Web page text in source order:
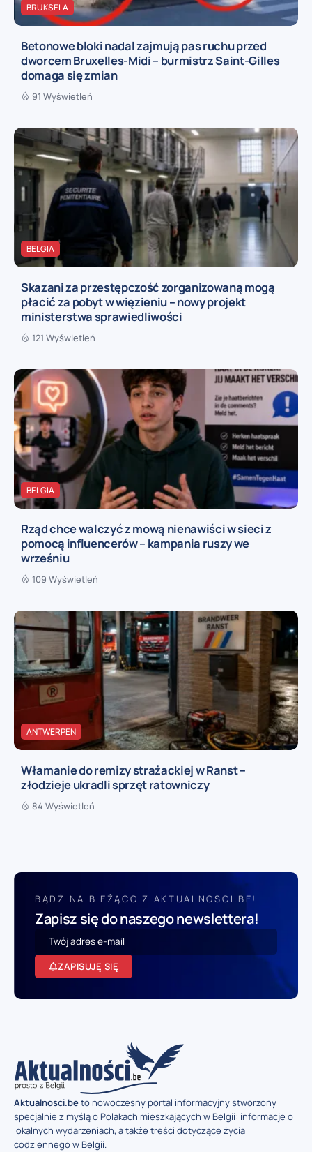
BRUKSELA
Betonowe bloki nadal zajmują pas ruchu przed
dworcem Bruxelles-Midi – burmistrz Saint-Gilles
domaga się zmian
91 Wyświetleń
BELGIA
Skazani za przestępczość zorganizowaną mogą
płacić za pobyt w więzieniu – nowy projekt
ministerstwa sprawiedliwości
121 Wyświetleń
BELGIA
Rząd chce walczyć z mową nienawiści w sieci z
pomocą influencerów – kampania ruszy we
wrześniu
109 Wyświetleń
ANTWERPEN
Włamanie do remizy strażackiej w Ranst –
złodzieje ukradli sprzęt ratowniczy
84 Wyświetleń
BĄDŹ NA BIEŻĄCO Z AKTUALNOSCI.BE!
Zapisz się do naszego newslettera!
ZAPISUJĘ SIĘ
Aktualnosci.beto nowoczesny portal informacyjny stworzony
specjalnie z myślą o Polakach mieszkających w Belgii: informacje o
lokalnych wydarzeniach, a także treści dotyczące życia
codziennego w Belgii.